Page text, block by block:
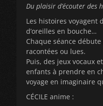
Du plaisir d’écouter des
Les histoires voyagent
d’oreilles en bouche…
Chaque séance
racontées ou lues.
Puis, des jeux vocaux
enfants à prendre en
voyage en imaginaire
CÉCILE anime :